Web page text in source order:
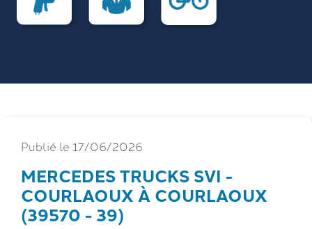
Publié le 17/06/2026
MERCEDES TRUCKS SVI -
COURLAOUX À COURLAOUX
(39570 - 39)